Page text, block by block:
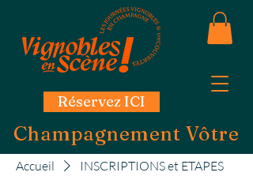
Réservez ICI
Champagnement Vôtre
Accueil INSCRIPTIONS et ETAPES